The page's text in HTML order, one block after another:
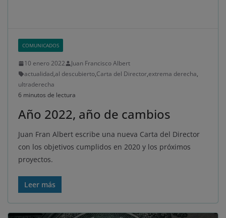
COMUNICADOS
10 enero 2022
Juan Francisco Albert
actualidad,al descubierto,Carta del Director,extrema derecha,
ultraderecha
6 minutos de lectura
Año 2022, año de cambios
Juan Fran Albert escribe una nueva Carta del Director
con los objetivos cumplidos en 2020 y los próximos
proyectos.
Leer más